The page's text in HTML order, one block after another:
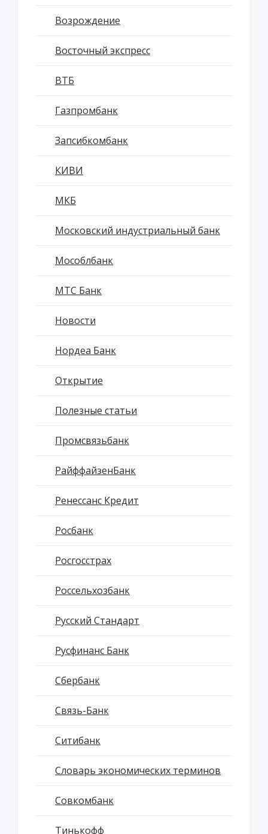
Возрождение
Восточный экспресс
ВТБ
Газпромбанк
Запсибкомбанк
КИВИ
МКБ
Московский индустриальный банк
Мособлбанк
МТС Банк
Новости
Нордеа Банк
Открытие
Полезные статьи
Промсвязьбанк
РайффайзенБанк
Ренессанс Кредит
Росбанк
Росгосстрах
Россельхозбанк
Русский Стандарт
Русфинанс Банк
Сбербанк
Связь-Банк
Ситибанк
Словарь экономических терминов
Совкомбанк
Тинькофф